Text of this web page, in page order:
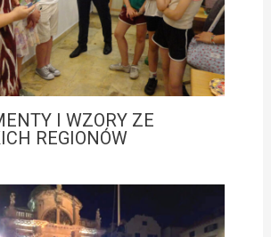
I WZORY ZE
REGIONÓW